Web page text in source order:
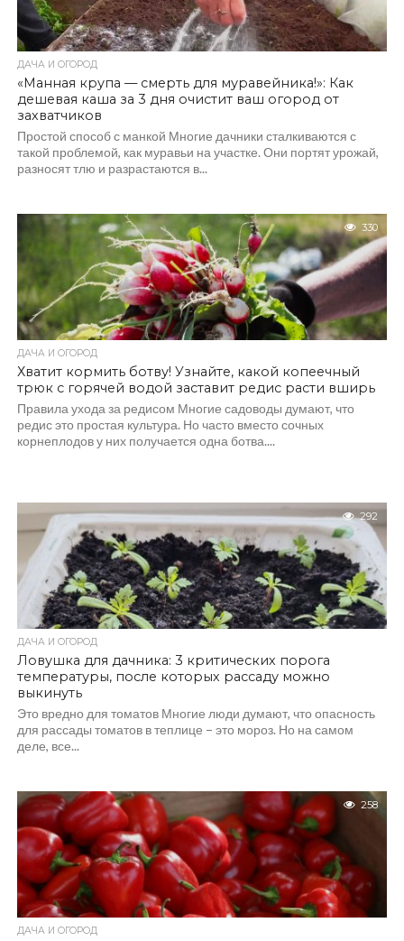
ДАЧА И ОГОРОД
«Манная крупа — смерть для муравейника!»: Как
дешевая каша за 3 дня очистит ваш огород от
захватчиков
Простой способ с манкой Многие дачники сталкиваются с
такой проблемой, как муравьи на участке. Они портят урожай,
разносят тлю и разрастаются в...
330
ДАЧА И ОГОРОД
Хватит кормить ботву! Узнайте, какой копеечный
трюк с горячей водой заставит редис расти вширь
Правила ухода за редисом Многие садоводы думают, что
редис это простая культура. Но часто вместо сочных
корнеплодов у них получается одна ботва....
292
ДАЧА И ОГОРОД
Ловушка для дачника: 3 критических порога
температуры, после которых рассаду можно
выкинуть
Это вредно для томатов Многие люди думают, что опасность
для рассады томатов в теплице – это мороз. Но на самом
деле, все...
258
ДАЧА И ОГОРОД